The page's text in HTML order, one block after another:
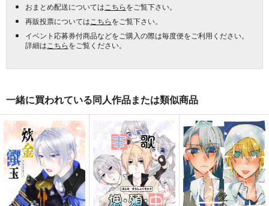
おまとめ配送については こちらをご覧下さい。
再販投票については こちらをご覧下さい。
イベント応募券付商品などをご購入の際は毎度便をご利用ください。
詳細は こちらをご覧ください。
一緒に買われている同人作品または類似商品